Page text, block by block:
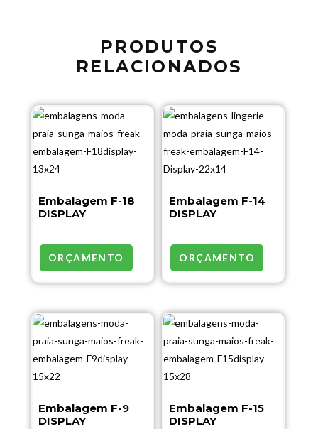
PRODUTOS
RELACIONADOS
Embalagem F-18
DISPLAY
ORÇAMENTO
Embalagem F-14
DISPLAY
ORÇAMENTO
Embalagem F-9
DISPLAY
Embalagem F-15
DISPLAY